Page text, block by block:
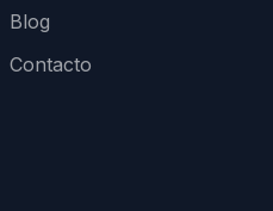
Blog
Contacto